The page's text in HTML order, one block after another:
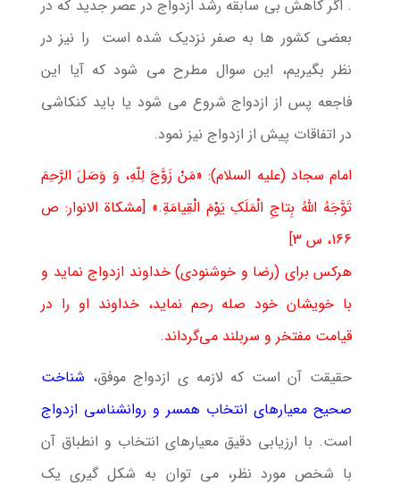
. اگر کاهش بی سابقه رشد ازدواج در عصر جدید که در
بعضی کشور ها به صفر نزدیک شده است را نیز در
نظر بگیریم، این سوال مطرح می شود که آیا این
فاجعه پس از ازدواج شروع می شود یا باید کنکاشی
در اتفاقات پیش از ازدواج نیز نمود.
امام سجاد (علیه السلام): «مَنْ زَوَّجَ لِلّهِ، وَ وَصَلَ الرَّحِمَ
تَوَّجَهُ اللّهُ بِتاجِ الْمَلَكِ یَوْمَ الْقِیامَةِ.» [مشكاة الانوار: ص
166، س 3]
هركس برای (رضا و خوشنودی) خداوند ازدواج نماید و
با خویشان خود صله رحم نماید، خداوند او را در
قیامت ‏مفتخر و سربلند می‌گرداند.‏
حقیقت آن است که لازمه ی ازدواج موفق، شناخت
صحیح معیارهای انتخاب همسر و روانشناسی ازدواج
است. با ارزیابی دقیق معیارهای انتخاب و انطباق آن
با شخص مورد نظر، می توان به شکل گیری یک